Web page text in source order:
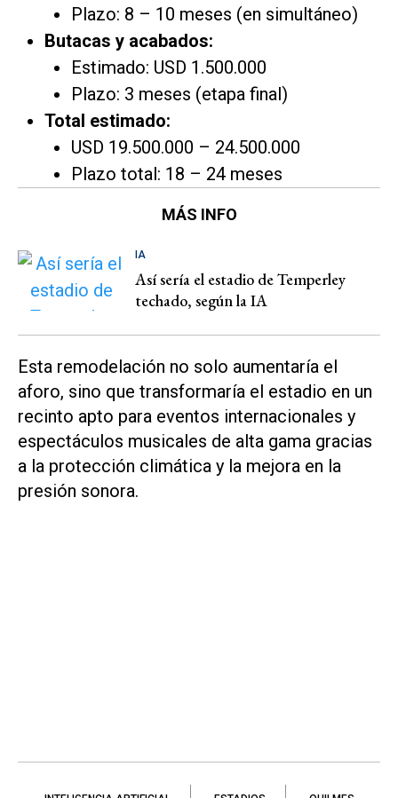
Plazo: 8 – 10 meses (en simultáneo)
Butacas y acabados:
Estimado: USD 1.500.000
Plazo: 3 meses (etapa final)
Total estimado:
USD 19.500.000 – 24.500.000
Plazo total: 18 – 24 meses
MÁS INFO
IA
Así sería el estadio de Temperley
techado, según la IA
Esta remodelación no solo aumentaría el
aforo, sino que transformaría el estadio en un
recinto apto para eventos internacionales y
espectáculos musicales de alta gama gracias
a la protección climática y la mejora en la
presión sonora.